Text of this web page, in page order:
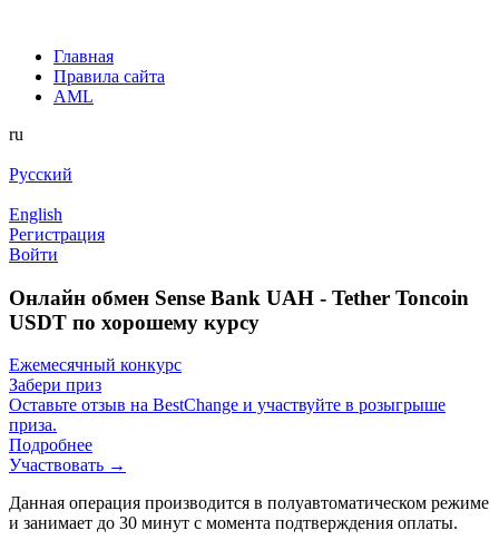
Главная
Правила сайта
AML
ru
Русский
English
Регистрация
Войти
Онлайн обмен Sense Bank UAH - Tether Toncoin
USDT по хорошему курсу
Ежемесячный конкурс
Забери приз
Оставьте отзыв на BestChange и участвуйте в розыгрыше
приза.
Подробнее
Участвовать →
Данная операция производится в полуавтоматическом режиме
и занимает до 30 минут с момента подтверждения оплаты.